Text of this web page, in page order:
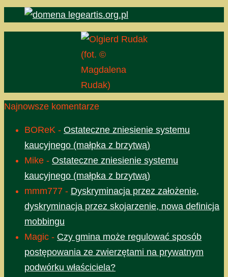
(fot. ©
Magdalena
Rudak)
Najnowsze komentarze
BOReK - Ostateczne zniesienie systemu
kaucyjnego (małpka z brzytwą)
Mike - Ostateczne zniesienie systemu
kaucyjnego (małpka z brzytwą)
mmm777 - Dyskryminacja przez założenie,
dyskryminacja przez skojarzenie, nowa definicja
mobbingu
Magic - Czy gmina może regulować sposób
postępowania ze zwierzętami na prywatnym
podwórku właściciela?